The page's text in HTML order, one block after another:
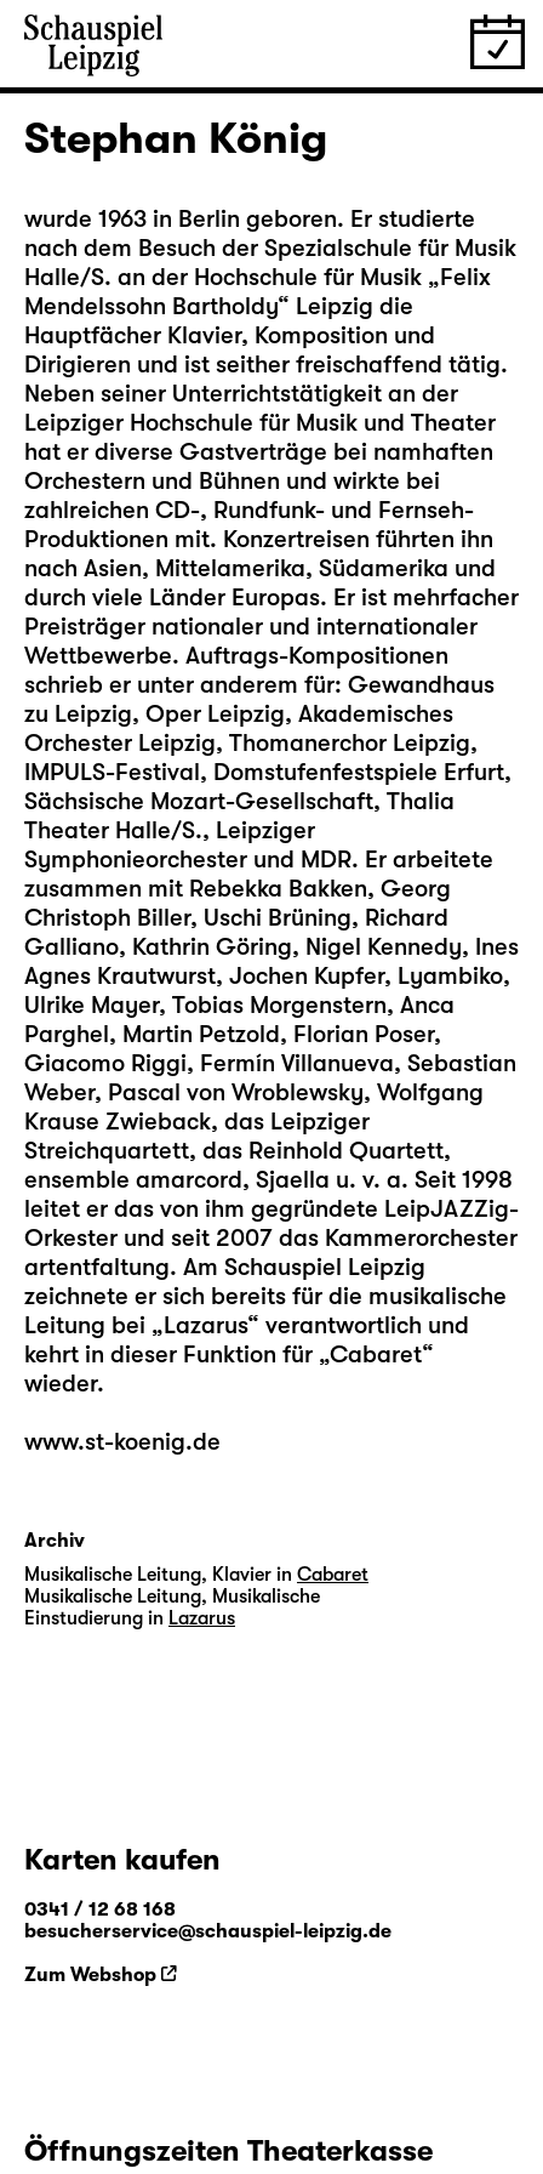
Stephan König
wurde 1963 in Berlin geboren. Er studierte
nach dem Besuch der Spezialschule für Musik
Halle/S. an der Hochschule für Musik „Felix
Mendelssohn Bartholdy“ Leipzig die
Hauptfächer Klavier, Komposition und
Dirigieren und ist seither freischaffend tätig.
Neben seiner Unterrichtstätigkeit an der
Leipziger Hochschule für Musik und Theater
hat er diverse Gastverträge bei namhaften
Orchestern und Bühnen und wirkte bei
zahlreichen CD-, Rundfunk- und Fernseh-
Produktionen mit. Konzertreisen führten ihn
nach Asien, Mittelamerika, Südamerika und
durch viele Länder Europas. Er ist mehrfacher
Preisträger nationaler und internationaler
Wettbewerbe. Auftrags-Kompositionen
schrieb er unter anderem für: Gewandhaus
zu Leipzig, Oper Leipzig, Akademisches
Orchester Leipzig, Thomanerchor Leipzig,
IMPULS-Festival, Domstufenfestspiele Erfurt,
Sächsische Mozart-Gesellschaft, Thalia
Theater Halle/S., Leipziger
Symphonieorchester und MDR. Er arbeitete
zusammen mit Rebekka Bakken, Georg
Christoph Biller, Uschi Brüning, Richard
Galliano, Kathrin Göring, Nigel Kennedy, Ines
Agnes Krautwurst, Jochen Kupfer, Lyambiko,
Ulrike Mayer, Tobias Morgenstern, Anca
Parghel, Martin Petzold, Florian Poser,
Giacomo Riggi, Fermín Villanueva, Sebastian
Weber, Pascal von Wroblewsky, Wolfgang
Krause Zwieback, das Leipziger
Streichquartett, das Reinhold Quartett,
ensemble amarcord, Sjaella u. v. a. Seit 1998
leitet er das von ihm gegründete LeipJAZZig-
Orkester und seit 2007 das Kammerorchester
artentfaltung. Am Schauspiel Leipzig
zeichnete er sich bereits für die musikalische
Leitung bei „Lazarus“ verantwortlich und
kehrt in dieser Funktion für „Cabaret“
wieder.
www.st-koenig.de
Archiv
Musikalische Leitung, Klavier in Cabaret
Musikalische Leitung, Musikalische
Einstudierung in Lazarus
Karten kaufen
0341 / 12 68 168
besucherservice@schauspiel-leipzig.de
Zum Webshop
Öffnungszeiten Theaterkasse